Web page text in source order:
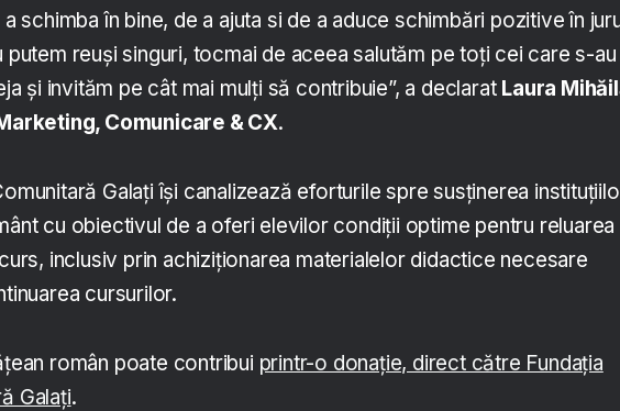
schimba în bine, de a ajuta si de a aduce schimbări pozitive în
putem reuși singuri, tocmai de aceea salutăm pe toți cei care s-au
și invităm pe cât mai mulți să contribuie”, a declarat Laura
Comunicare & CX.
Galați își canalizează eforturile spre susținerea
cu obiectivul de a oferi elevilor condiții optime pentru reluarea
inclusiv prin achiziționarea materialelor didactice necesare
cursurilor.
român poate contribui printr-o donație, direct către Fundația
Galați.